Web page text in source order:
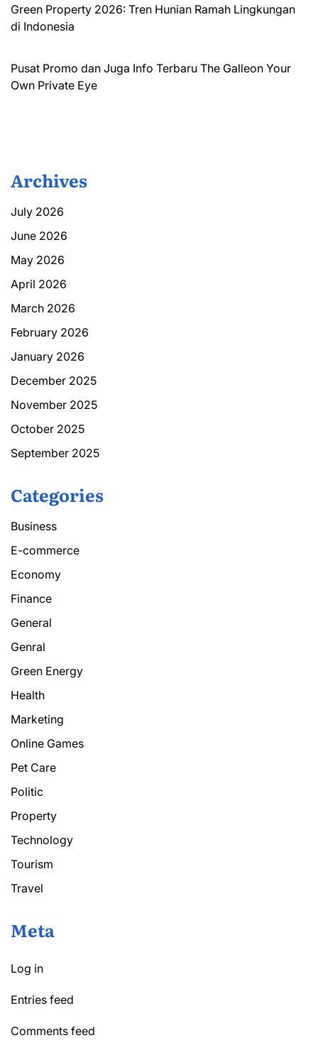
Green Property 2026: Tren Hunian Ramah Lingkungan
di Indonesia
Pusat Promo dan Juga Info Terbaru The Galleon Your
Own Private Eye
Archives
July 2026
June 2026
May 2026
April 2026
March 2026
February 2026
January 2026
December 2025
November 2025
October 2025
September 2025
Categories
Business
E-commerce
Economy
Finance
General
Genral
Green Energy
Health
Marketing
Online Games
Pet Care
Politic
Property
Technology
Tourism
Travel
Meta
Log in
Entries feed
Comments feed